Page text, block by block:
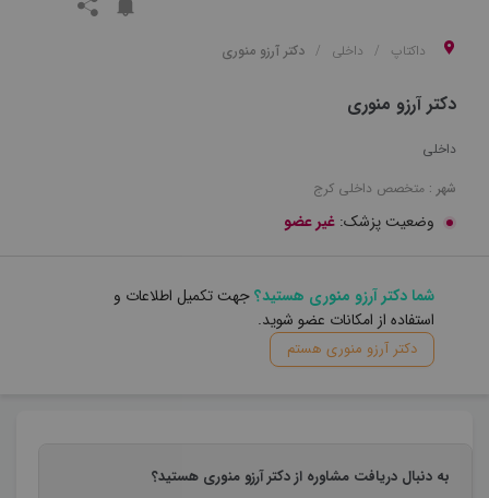
داکتاپ داخلی دکتر آرزو منوری
دکتر آرزو منوری
داخلی
شهر : متخصص داخلی کرج
وضعیت پزشک: غیر عضو
شما دکتر آرزو منوری هستید؟جهت تکمیل اطلاعات و
استفاده از امکانات عضو شوید.
دکتر آرزو منوری هستم
به دنبال دریافت مشاوره از دکتر آرزو منوری هستید؟